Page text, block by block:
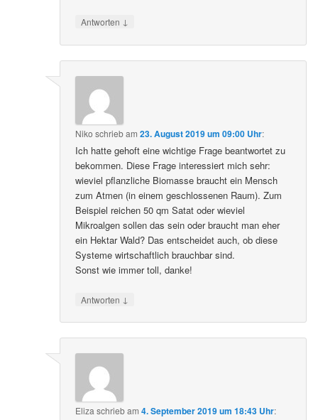
Antworten ↓
Niko schriebam23. August 2019 um 09:00 Uhr:
Ich hatte gehoft eine wichtige Frage beantwortet zu
bekommen. Diese Frage interessiert mich sehr:
wieviel pflanzliche Biomasse braucht ein Mensch
zum Atmen (in einem geschlossenen Raum). Zum
Beispiel reichen 50 qm Satat oder wieviel
Mikroalgen sollen das sein oder braucht man eher
ein Hektar Wald? Das entscheidet auch, ob diese
Systeme wirtschaftlich brauchbar sind.
Sonst wie immer toll, danke!
Antworten ↓
Eliza schriebam4. September 2019 um 18:43 Uhr: